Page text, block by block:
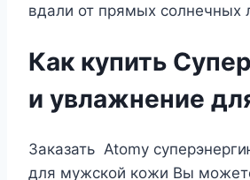
вдали от прямых солнечных
Как купить
и увлажнение
Заказать Atomy
для мужской кожи Вы